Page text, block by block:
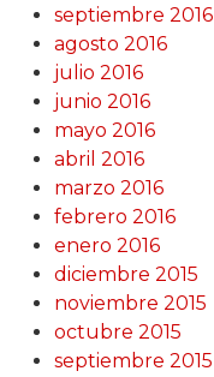
septiembre 2016
agosto 2016
julio 2016
junio 2016
mayo 2016
abril 2016
marzo 2016
febrero 2016
enero 2016
diciembre 2015
noviembre 2015
octubre 2015
septiembre 2015